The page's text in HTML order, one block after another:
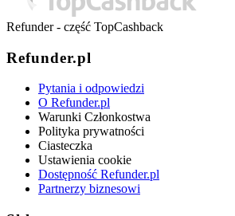
Refunder - część TopCashback
Refunder.pl
Pytania i odpowiedzi
O Refunder.pl
Warunki Członkostwa
Polityka prywatności
Ciasteczka
Ustawienia cookie
Dostępność Refunder.pl
Partnerzy biznesowi